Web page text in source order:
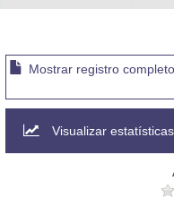
Mostrar registro
Visualizar estatísticas